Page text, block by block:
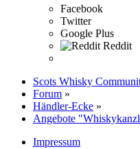
Facebook
Twitter
Google Plus
Reddit
Scots Whisky
Forum »
Händler-Ecke »
Angebote
Impressum